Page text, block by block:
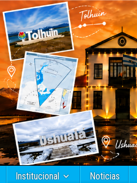
Institucional Noticias